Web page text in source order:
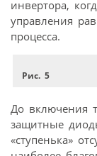
инвертора,
управления
процесса.
Рис. 5
До включения
защитные
«ступенька»